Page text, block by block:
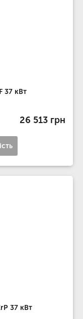
37 кВт
26 513 грн
37 кВт